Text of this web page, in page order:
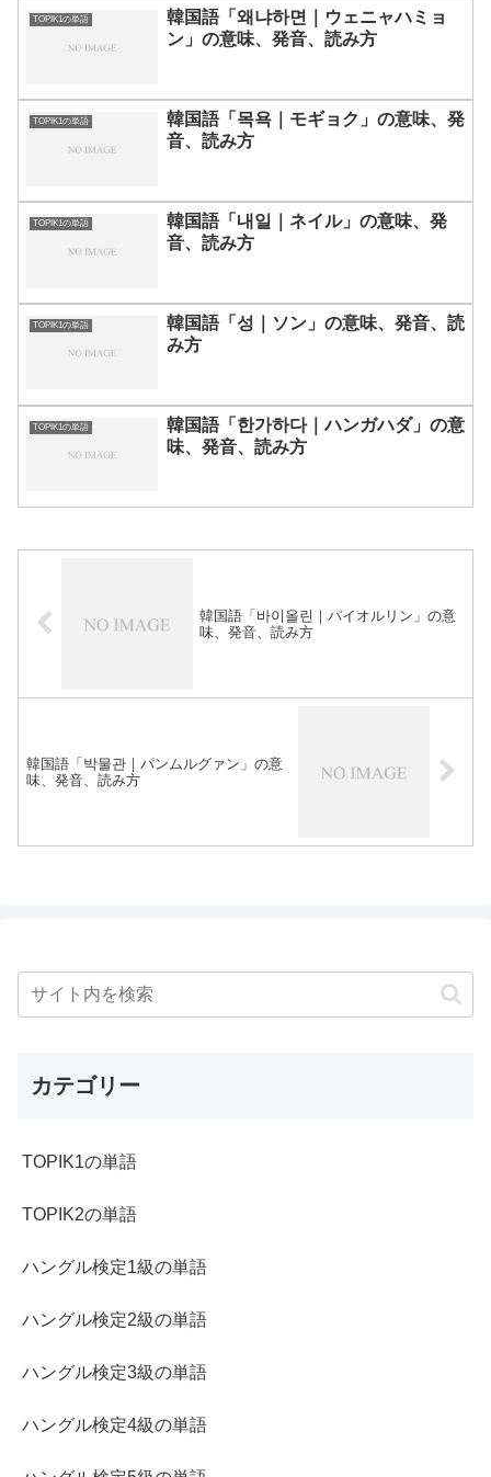
TOPIK1の単語
韓国語「왜냐하면｜ウェニャハミョ
ン」の意味、発音、読み方
TOPIK1の単語
韓国語「목욕｜モギョク」の意味、発
音、読み方
TOPIK1の単語
韓国語「내일｜ネイル」の意味、発
音、読み方
TOPIK1の単語
韓国語「성｜ソン」の意味、発音、読
み方
TOPIK1の単語
韓国語「한가하다｜ハンガハダ」の意
味、発音、読み方
韓国語「바이올린｜パイオルリン」の意
味、発音、読み方
韓国語「박물관｜パンムルグァン」の意
味、発音、読み方
カテゴリー
TOPIK1の単語
TOPIK2の単語
ハングル検定1級の単語
ハングル検定2級の単語
ハングル検定3級の単語
ハングル検定4級の単語